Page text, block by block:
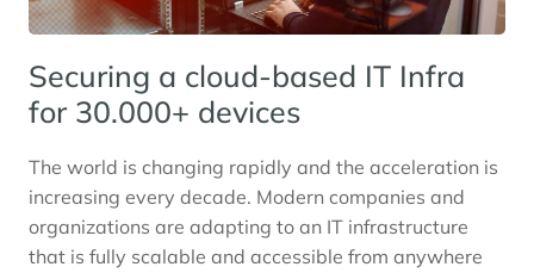
Securing a cloud-based IT Infra
for 30.000+ devices
The world is changing rapidly and the acceleration is
increasing every decade. Modern companies and
organizations are adapting to an IT infrastructure
that is fully scalable and accessible from anywhere